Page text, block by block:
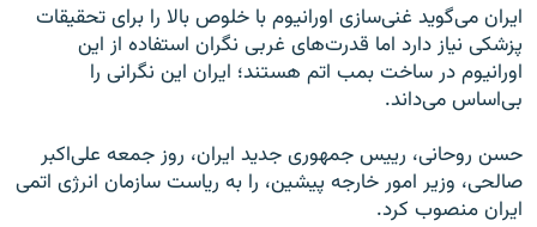
ایران می‌گوید غنی‌سازی اورانیوم با خلوص بالا را برای تحقیقات
پزشکی نیاز دارد اما قدرت‌های غربی نگران استفاده از این
اورانیوم در ساخت بمب اتم هستند؛ ایران این نگرانی را
بی‌اساس می‌داند.
حسن روحانی، رییس جمهوری جدید ایران، روز جمعه علی‌اکبر
صالحی، وزیر امور خارجه پیشین، را به ریاست سازمان انرژی اتمی
ایران منصوب کرد.